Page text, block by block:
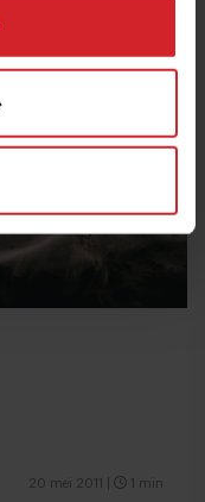
20 mei 2011 1 min